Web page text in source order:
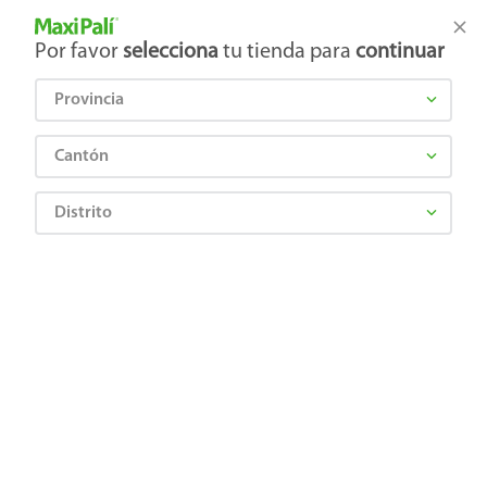
Tienda Maxi Palí
Por favor selecciona tu tienda para continuar
Provincia
Cantón
Distrito